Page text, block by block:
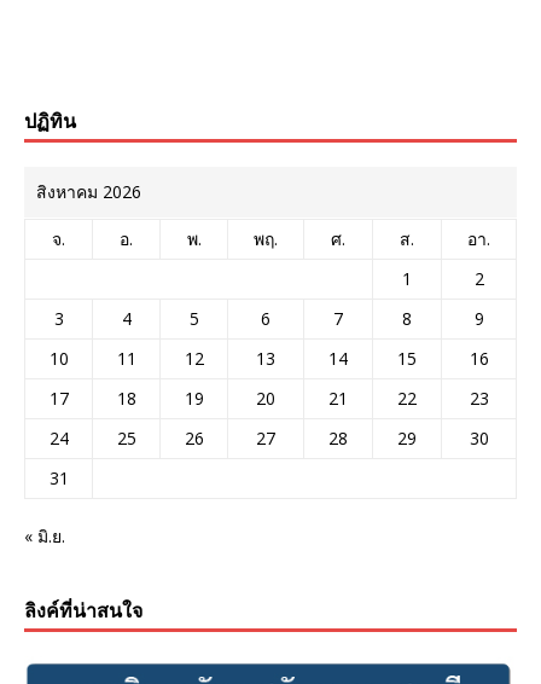
ปฏิทิน
สิงหาคม 2026
จ. อ. พ. พฤ. ศ. ส.
อา.
1
2
3
4 5 6 7 8
9
10
11 12 13 14 15
16
17
18 19 20 21 22
23
24
25 26 27 28 29
30
31
« มิ.ย.
ลิงค์ที่น่าสนใจ